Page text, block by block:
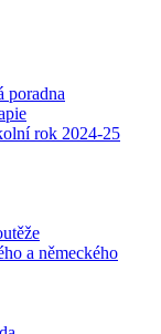
poradna
rok 2024-25
a německého